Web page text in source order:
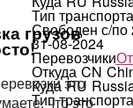
Тип транспорта
Свободен с/по
31-08-2024
Перевозчики
Откуда CN
Куда RU
Тип транспорта
грузов
это
что это